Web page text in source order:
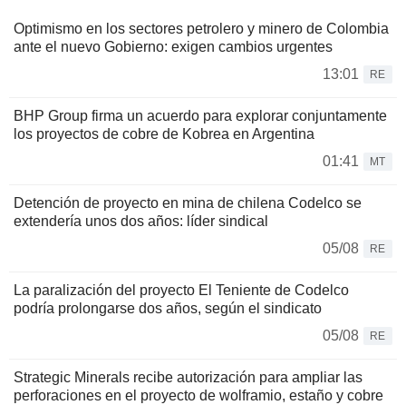
Optimismo en los sectores petrolero y minero de Colombia
ante el nuevo Gobierno: exigen cambios urgentes
13:01
RE
BHP Group firma un acuerdo para explorar conjuntamente
los proyectos de cobre de Kobrea en Argentina
01:41
MT
Detención de proyecto en mina de chilena Codelco se
extendería unos dos años: líder sindical
05/08
RE
La paralización del proyecto El Teniente de Codelco
podría prolongarse dos años, según el sindicato
05/08
RE
Strategic Minerals recibe autorización para ampliar las
perforaciones en el proyecto de wolframio, estaño y cobre